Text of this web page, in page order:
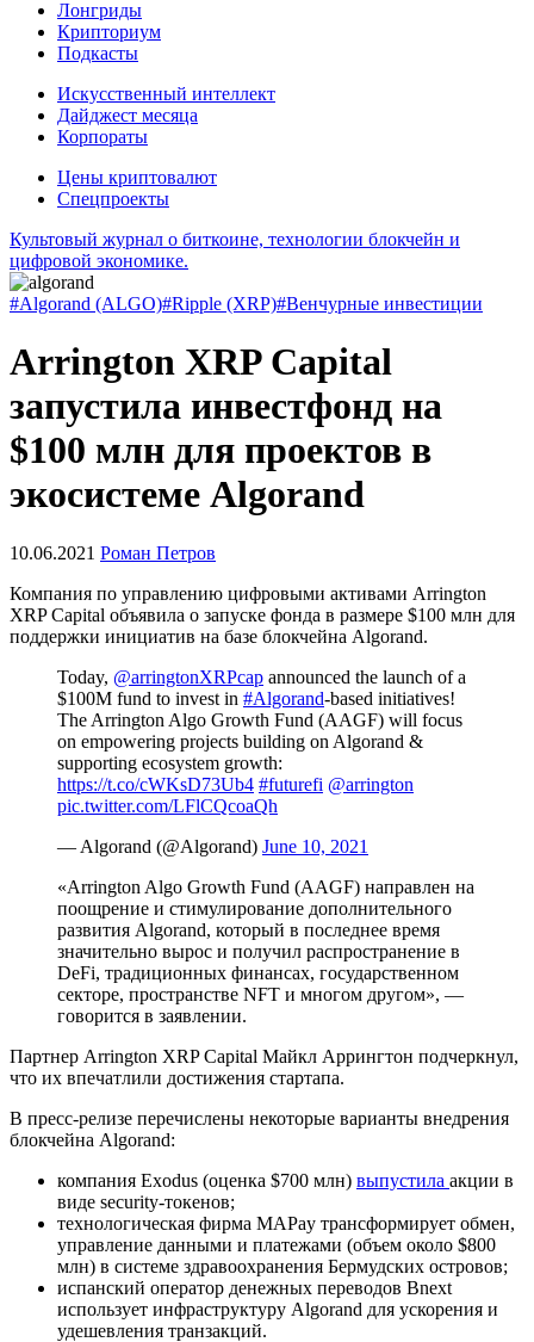
Лонгриды
Крипториум
Подкасты
Искусственный интеллект
Дайджест месяца
Корпораты
Цены криптовалют
Спецпроекты
Культовый журнал о биткоине, технологии блокчейн и
цифровой экономике.
#Algorand (ALGO)#Ripple (XRP)#Венчурные инвестиции
Arrington XRP Capital
запустила инвестфонд на
$100 млн для проектов в
экосистеме Algorand
10.06.2021 Роман Петров
Компания по управлению цифровыми активами Arrington
XRP Capital объявила о запуске фонда в размере $100 млн для
поддержки инициатив на базе блокчейна Algorand.
Today, @arringtonXRPcap announced the launch of a
$100M fund to invest in #Algorand-based initiatives!
The Arrington Algo Growth Fund (AAGF) will focus
on empowering projects building on Algorand &
supporting ecosystem growth:
https://t.co/cWKsD73Ub4 #futurefi @arrington
pic.twitter.com/LFlCQcoaQh
— Algorand (@Algorand) June 10, 2021
«Arrington Algo Growth Fund (AAGF) направлен на
поощрение и стимулирование дополнительного
развития Algorand, который в последнее время
значительно вырос и получил распространение в
DeFi, традиционных финансах, государственном
секторе, пространстве NFT и многом другом», —
говорится в заявлении.
Партнер Arrington XRP Capital Майкл Аррингтон подчеркнул,
что их впечатлили достижения стартапа.
В пресс-релизе перечислены некоторые варианты внедрения
блокчейна Algorand:
компания Exodus (оценка $700 млн) выпустила акции в
виде security-токенов;
технологическая фирма MAPay трансформирует обмен,
управление данными и платежами (объем около $800
млн) в системе здравоохранения Бермудских островов;
испанский оператор денежных переводов Bnext
использует инфраструктуру Algorand для ускорения и
удешевления транзакций.